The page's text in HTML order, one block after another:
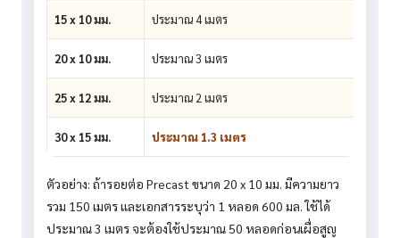
15 x 10 มม. ประมาณ 4 เมตร
20 x 10 มม. ประมาณ 3 เมตร
25 x 12 มม. ประมาณ 2 เมตร
30 x 15 มม. ประมาณ 1.3 เมตร
ตัวอย่าง: ถ้ารอยต่อ Precast ขนาด 20 x 10 มม. มีความยาว
รวม 150 เมตร และเอกสารระบุว่า 1 หลอด 600 มล. ใช้ได้
ประมาณ 3 เมตร จะต้องใช้ประมาณ 50 หลอดก่อนเผื่อสูญ